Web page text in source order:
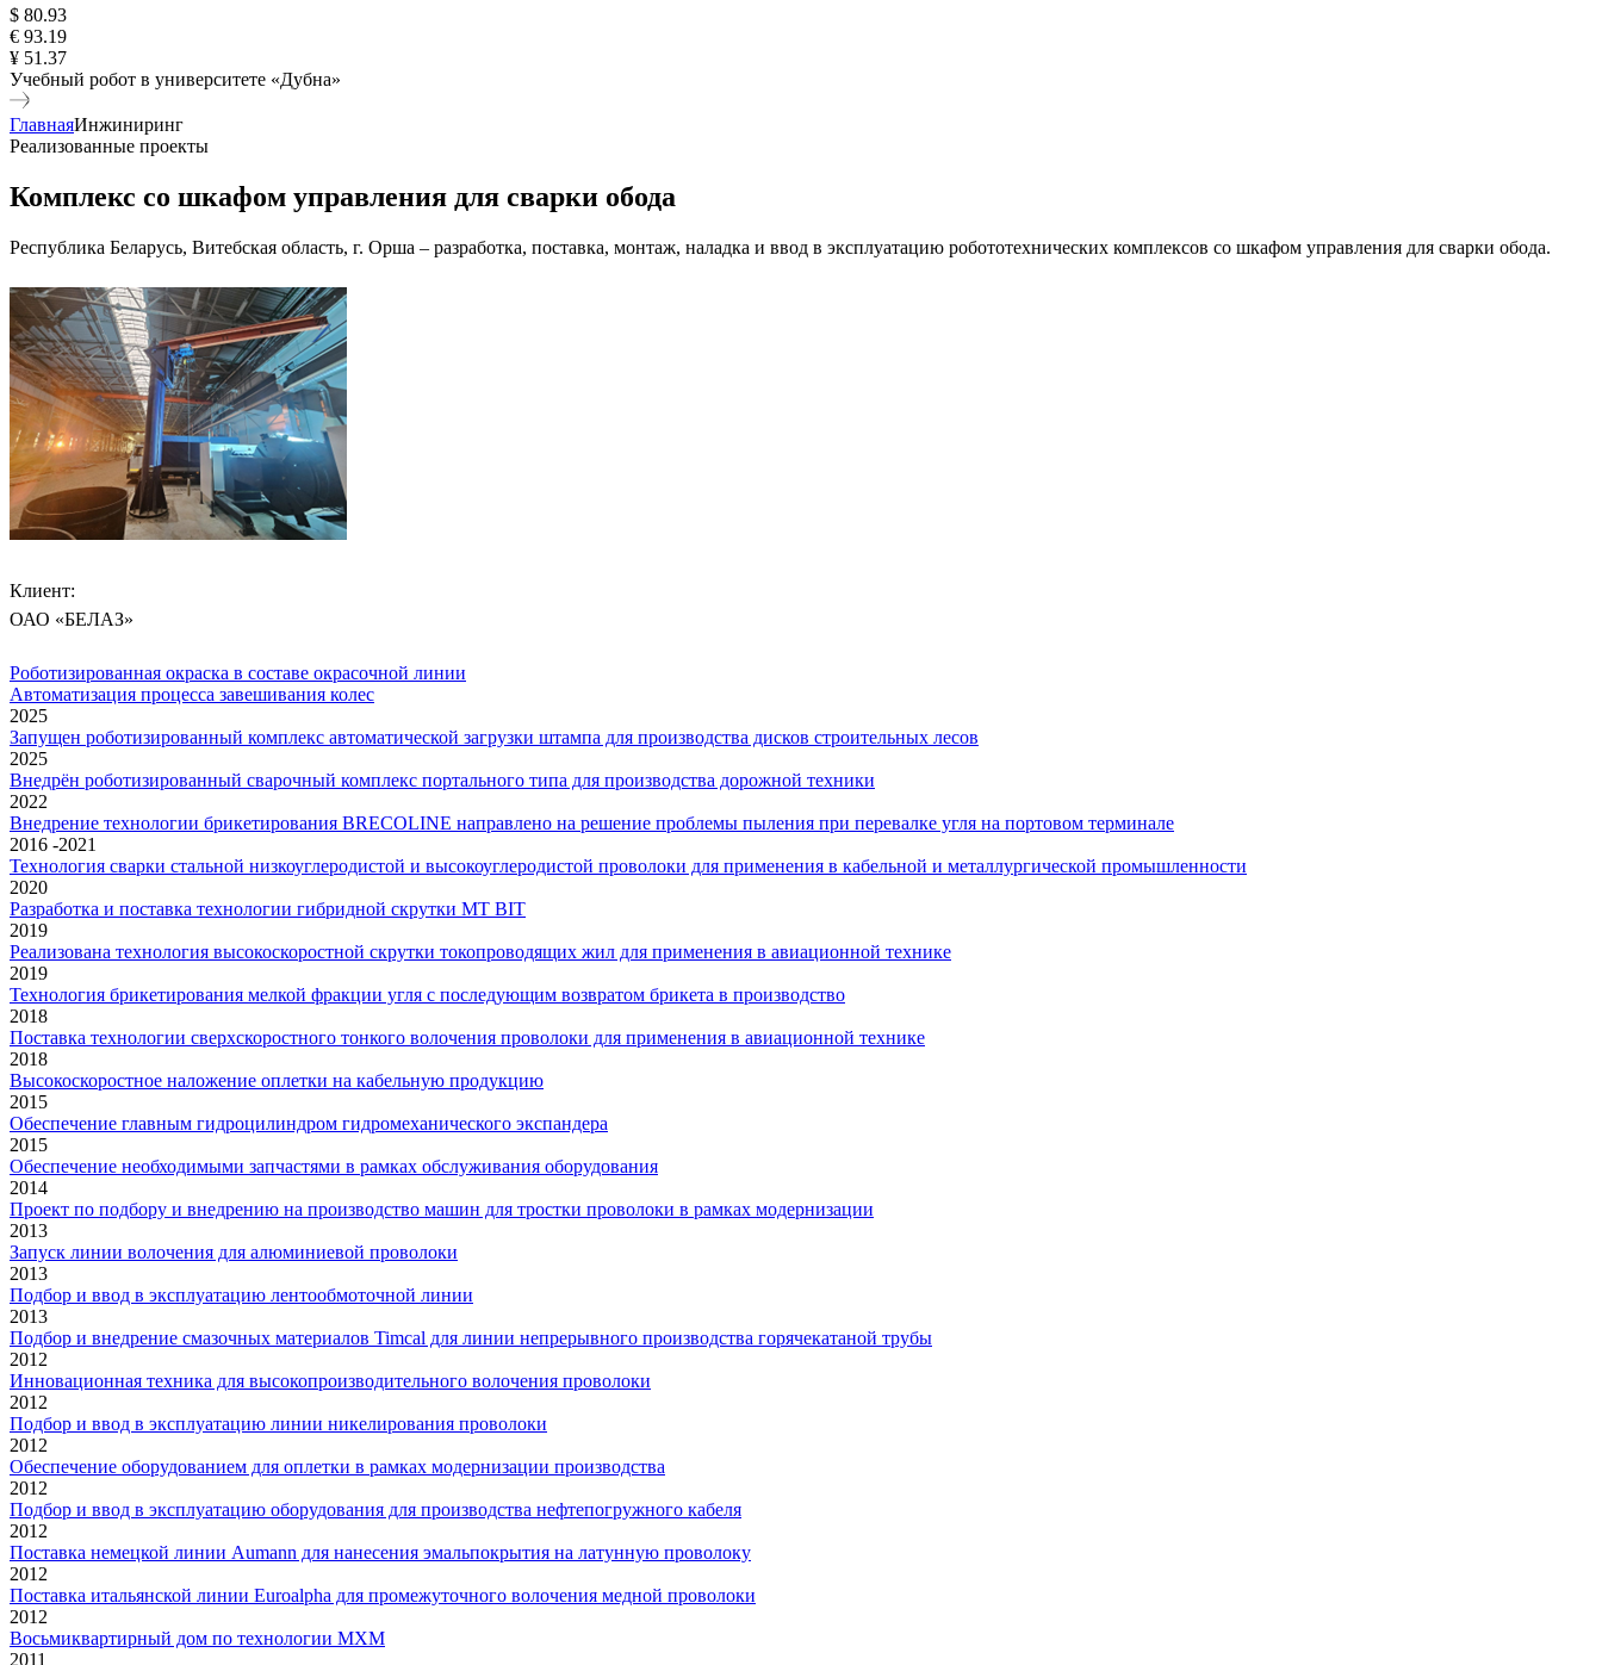
$ 80.93
€ 93.19
¥ 51.37
Учебный робот в университете «Дубна»
ГлавнаяИнжиниринг
Реализованные проекты
Комплекс со шкафом управления для сварки обода
Республика Беларусь, Витебская область, г. Орша – разработка, поставка, монтаж, наладка и ввод в эксплуатацию робототехнических комплексов со шкафом управления для сварки обода.
Клиент:
ОАО «БЕЛАЗ»
Роботизированная окраска в составе окрасочной линии
Автоматизация процесса завешивания колес
2025
Запущен роботизированный комплекс автоматической загрузки штампа для производства дисков строительных лесов
2025
Внедрён роботизированный сварочный комплекс портального типа для производства дорожной техники
2022
Внедрение технологии брикетирования BRECOLINE направлено на решение проблемы пыления при перевалке угля на портовом терминале
2016 -2021
Технология сварки стальной низкоуглеродистой и высокоуглеродистой проволоки для применения в кабельной и металлургической промышленности
2020
Разработка и поставка технологии гибридной скрутки MT BIT
2019
Реализована технология высокоскоростной скрутки токопроводящих жил для применения в авиационной технике
2019
Технология брикетирования мелкой фракции угля с последующим возвратом брикета в производство
2018
Поставка технологии сверхскоростного тонкого волочения проволоки для применения в авиационной технике
2018
Высокоскоростное наложение оплетки на кабельную продукцию
2015
Обеспечение главным гидроцилиндром гидромеханического экспандера
2015
Обеспечение необходимыми запчастями в рамках обслуживания оборудования
2014
Проект по подбору и внедрению на производство машин для тростки проволоки в рамках модернизации
2013
Запуск линии волочения для алюминиевой проволоки
2013
Подбор и ввод в эксплуатацию лентообмоточной линии
2013
Подбор и внедрение смазочных материалов Timcal для линии непрерывного производства горячекатаной трубы
2012
Инновационная техника для высокопроизводительного волочения проволоки
2012
Подбор и ввод в эксплуатацию линии никелирования проволоки
2012
Обеспечение оборудованием для оплетки в рамках модернизации производства
2012
Подбор и ввод в эксплуатацию оборудования для производства нефтепогружного кабеля
2012
Поставка немецкой линии Aumann для нанесения эмальпокрытия на латунную проволоку
2012
Поставка итальянской линии Euroalpha для промежуточного волочения медной проволоки
2012
Восьмиквартирный дом по технологии МХМ
2011